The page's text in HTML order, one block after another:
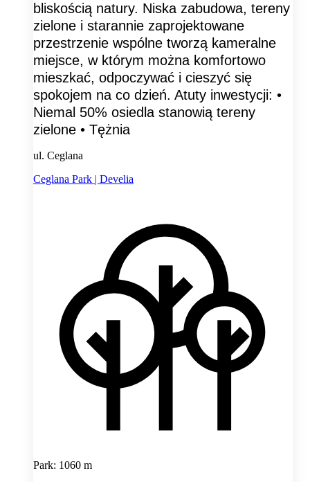
bliskością natury. Niska zabudowa, tereny
zielone i starannie zaprojektowane
przestrzenie wspólne tworzą kameralne
miejsce, w którym można komfortowo
mieszkać, odpoczywać i cieszyć się
spokojem na co dzień. Atuty inwestycji: •
Niemal 50% osiedla stanowią tereny
zielone • Tężnia
ul. Ceglana
Ceglana Park | Develia
Park: 1060 m